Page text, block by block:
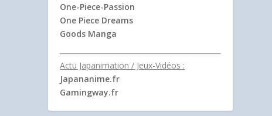
One-Piece-Passion
One Piece Dreams
Goods Manga
Actu Japanimation / Jeux-Vidéos :
Japananime.fr
Gamingway.fr